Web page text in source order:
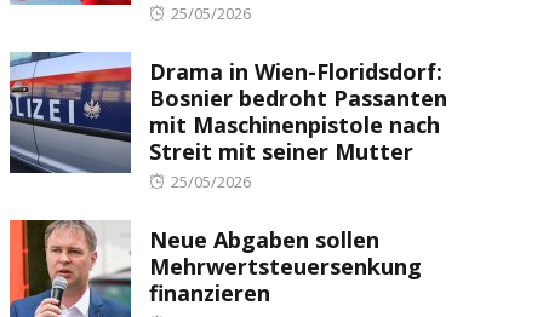
Posted
25/05/2026
Drama in Wien-Floridsdorf:
Bosnier bedroht Passanten
mit Maschinenpistole nach
Streit mit seiner Mutter
Posted
25/05/2026
Neue Abgaben sollen
Mehrwertsteuersenkung
finanzieren